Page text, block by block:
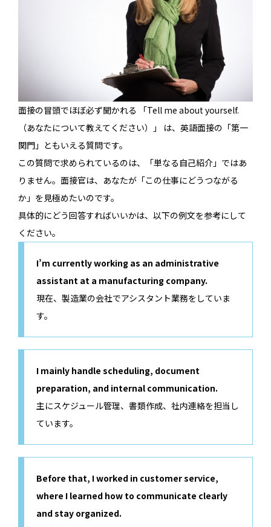
面接の冒頭でほぼ必ず聞かれる 「Tell me about yourself.
（あなたについて教えてください）」 は、英語面接の「第一
関門」ともいえる質問です。
この質問で求められているのは、「単なる自己紹介」ではあ
りません。面接官は、あなたが「この仕事にどうつながる
か」を見極めたいのです。
具体的にどう回答すればいいかは、以下の例文を参考にして
ください。
I’m currently working as an administrative
assistant at a manufacturing company.
現在、製造業の会社でアシスタント業務をしていま
す。
I mainly handle scheduling, document
preparation, and internal communication.
主にスケジュール管理、書類作成、社内連絡を担当し
ています。
Before that, I worked in customer service,
where I learned how to communicate clearly
and stay organized.